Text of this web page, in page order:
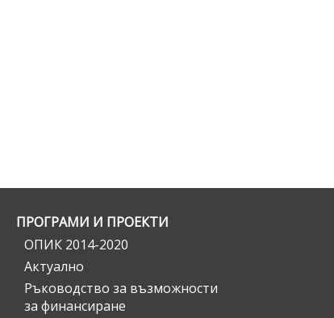
ПРОГРАМИ И ПРОЕКТИ
ОПИК 2014-2020
Актуално
Ръководство за възможности
за финансиране